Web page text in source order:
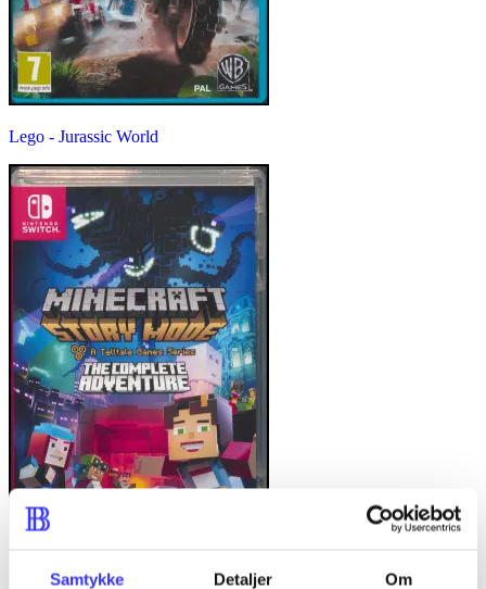
Samtykke Detaljer Om
Lego - Jurassic World